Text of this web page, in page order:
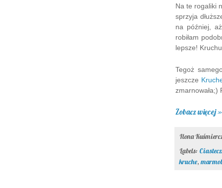
Na te rogaliki
sprzyja
na później,
robiłam
lepsze!
Tegoż
jeszcze
zmarnowała;)
Zobacz więcej »
Ilona
Labels:
kruche,